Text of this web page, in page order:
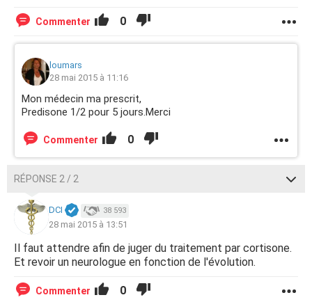
Commenter 0
loumars
28 mai 2015 à 11:16
Mon médecin ma prescrit,
Predisone 1/2 pour 5 jours.Merci
Commenter 0
RÉPONSE 2 / 2
DCI 38 593
28 mai 2015 à 13:51
Il faut attendre afin de juger du traitement par cortisone.
Et revoir un neurologue en fonction de l'évolution.
Commenter 0